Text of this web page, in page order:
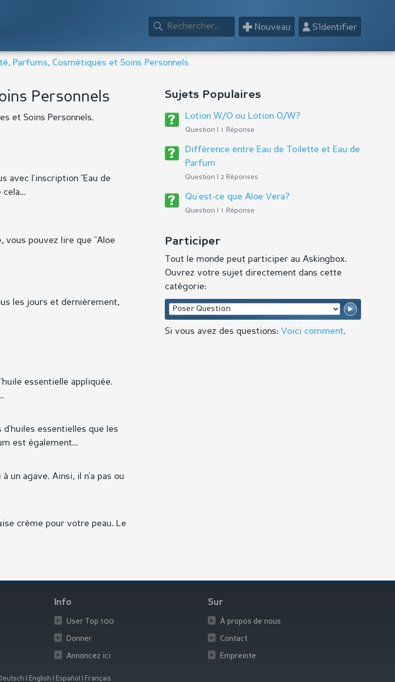
👤S’Identifier
+ Nouveau
Parfums, Cosmétiques et Soins Personnels
Personnels
et Soins Personnels.
avec l'inscription "Eau de
vous pouvez lire que "Aloe
les jours et dernièrement,
essentielle appliquée.
d'huiles essentielles que les
est également...
un agave. Ainsi, il n'a pas ou
crème pour votre peau. Le
Sujets Populaires
Lotion W/O ou Lotion O/W?
Question | 1 Réponse
Différence entre Eau de Toilette et Eau de
Parfum
Question | 2 Réponses
Qu'est-ce que Aloe Vera?
Question | 1 Réponse
Participer
Tout le monde peut participer au Askingbox.
Ouvrez votre sujet directement dans cette
catégorie:
Si vous avez des questions: Voici comment.
Info
User Top 100
Donner
Annoncez ici
Sur
À propos de nous
Contact
Empreinte
English Español Français